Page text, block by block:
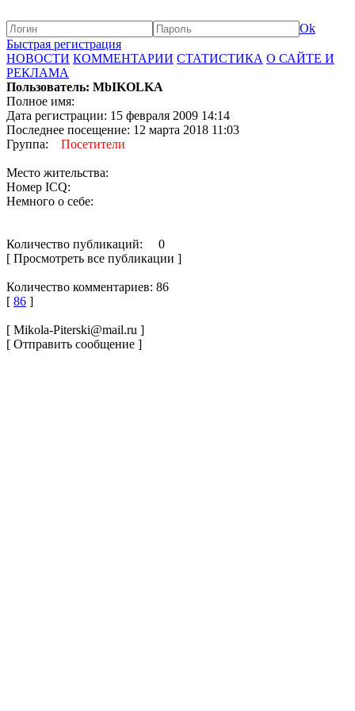
Ok
Быстрая регистрация
НОВОСТИ КОММЕНТАРИИ СТАТИСТИКА О САЙТЕ И
РЕКЛАМА
Пользователь: MbIKOLKA
Полное имя:
Дата регистрации: 15 февраля 2009 14:14
Последнее посещение: 12 марта 2018 11:03
Группа: Посетители
Место жительства:
Номер ICQ:
Немного о себе:
Количество публикаций: 0
[ Просмотреть все публикации ]
Количество комментариев: 86
[ 86 ]
[ Mikola-Piterski@mail.ru ]
[ Отправить сообщение ]